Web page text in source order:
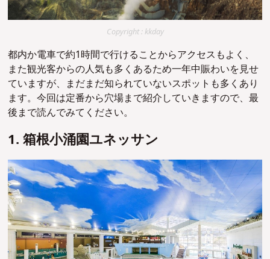
Copyright : kkday
都内か電車で約1時間で行けることからアクセスもよく、
また観光客からの人気も多くあるため一年中賑わいを見せ
ていますが、まだまだ知られていないスポットも多くあり
ます。今回は定番から穴場まで紹介していきますので、最
後まで読んでみてください。
1. 箱根小涌園ユネッサン